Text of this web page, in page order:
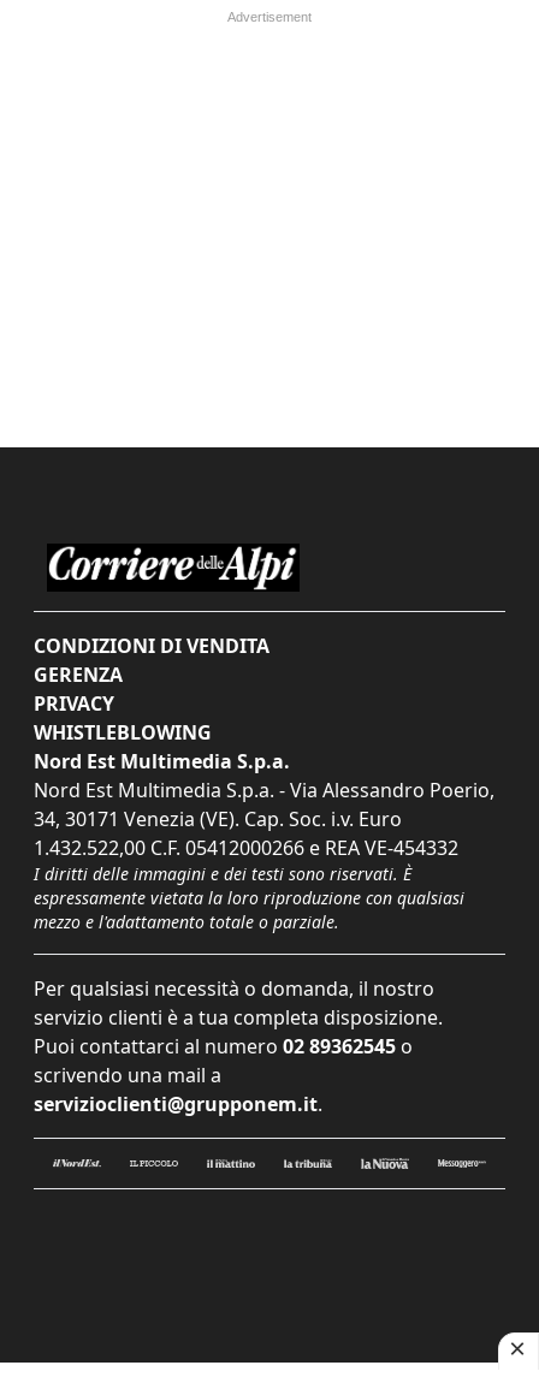
CONDIZIONI DI VENDITA
GERENZA
PRIVACY
WHISTLEBLOWING
Nord Est Multimedia S.p.a.
Nord Est Multimedia S.p.a. - Via Alessandro Poerio,
34, 30171 Venezia (VE). Cap. Soc. i.v. Euro
1.432.522,00 C.F. 05412000266 e REA VE-454332
I diritti delle immagini e dei testi sono riservati. È
espressamente vietata la loro riproduzione con qualsiasi
mezzo e l'adattamento totale o parziale.
Per qualsiasi necessità o domanda, il nostro
servizio clienti è a tua completa disposizione.
Puoi contattarci al numero 02 89362545 o
scrivendo una mail a
servizioclienti@grupponem.it.